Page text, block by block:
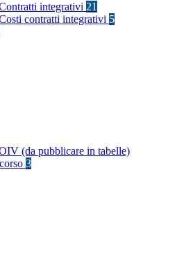
integrativi 21
contratti integrativi 5
(da pubblicare in tabelle)
3